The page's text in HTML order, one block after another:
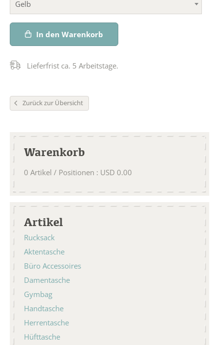
Gelb
In den Warenkorb
Lieferfrist ca. 5 Arbeitstage.
Zurück zur Übersicht
Warenkorb
0 Artikel / Positionen : USD 0.00
Artikel
Rucksack
Aktentasche
Büro Accessoires
Damentasche
Gymbag
Handtasche
Herrentasche
Hüfttasche